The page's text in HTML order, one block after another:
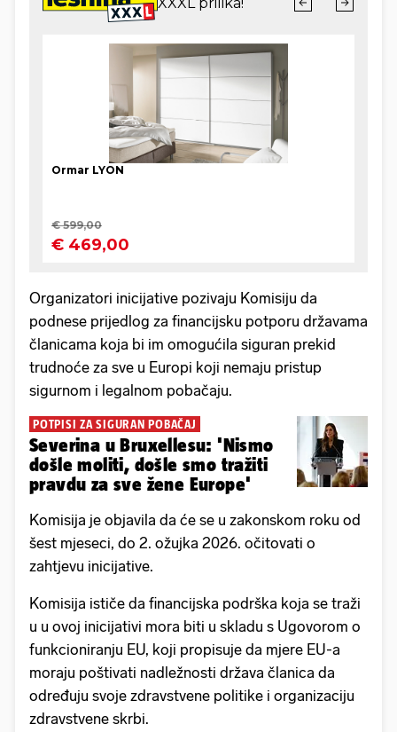
Organizatori inicijative pozivaju Komisiju da
podnese prijedlog za financijsku potporu državama
članicama koja bi im omogućila siguran prekid
trudnoće za sve u Europi koji nemaju pristup
sigurnom i legalnom pobačaju.
POTPISI ZA SIGURAN POBAČAJ
Severina u Bruxellesu: 'Nismo
došle moliti, došle smo tražiti
pravdu za sve žene Europe'
Komisija je objavila da će se u zakonskom roku od
šest mjeseci, do 2. ožujka 2026. očitovati o
zahtjevu inicijative.
Komisija ističe da financijska podrška koja se traži
u u ovoj inicijativi mora biti u skladu s Ugovorom o
funkcioniranju EU, koji propisuje da mjere EU-a
moraju poštivati nadležnosti država članica da
određuju svoje zdravstvene politike i organizaciju
zdravstvene skrbi.